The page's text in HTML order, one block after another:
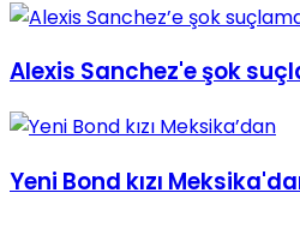
Alexis Sanchez'e şok
Yeni Bond kızı